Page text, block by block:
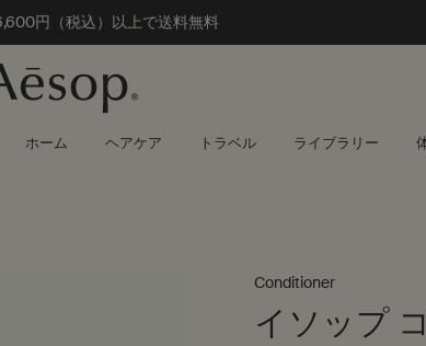
円（税込）以上で送料無料
ホーム ヘアケア トラベル ライブラリー
Conditioner
イソップ